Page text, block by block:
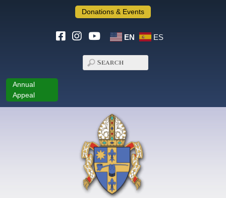
Donations & Events
EN ES
Annual
Appeal